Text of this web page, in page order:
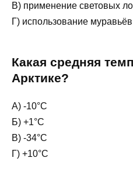
В) применение световых
Г) использование муравьёв
Какая средняя
Арктике?
А) -10°С
Б) +1°С
В) -34°С
Г) +10°С